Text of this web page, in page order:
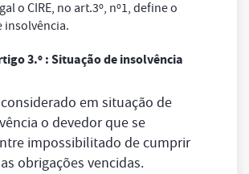
o CIRE, no art.3º, nº1, define o
insolvência.
3.º : Situação de insolvência
considerado em situação de
o devedor que se
impossibilitado de cumprir
obrigações vencidas.